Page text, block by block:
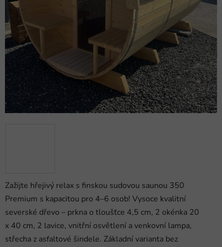
Zažijte hřejivý relax s finskou sudovou saunou 350
Premium s kapacitou pro 4–6 osob! Vysoce kvalitní
severské dřevo – prkna o tloušťce 4,5 cm, 2 okénka 20
x 40 cm, 2 lavice, vnitřní osvětlení a venkovní lampa,
střecha z asfaltové šindele. Základní varianta bez